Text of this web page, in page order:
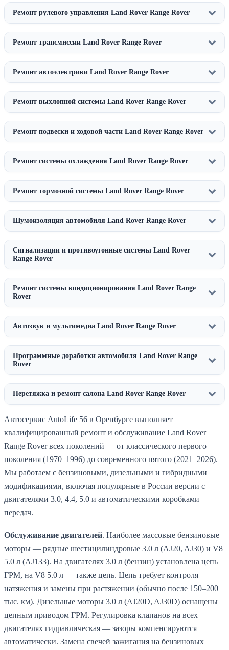
Ремонт рулевого управления Land Rover Range Rover
Ремонт трансмиссии Land Rover Range Rover
Ремонт автоэлектрики Land Rover Range Rover
Ремонт выхлопной системы Land Rover Range Rover
Ремонт подвески и ходовой части Land Rover Range Rover
Ремонт системы охлаждения Land Rover Range Rover
Ремонт тормозной системы Land Rover Range Rover
Шумоизоляция автомобиля Land Rover Range Rover
Сигнализации и противоугонные системы Land Rover
Range Rover
Ремонт системы кондиционирования Land Rover Range
Rover
Автозвук и мультимедиа Land Rover Range Rover
Программные доработки автомобиля Land Rover Range
Rover
Перетяжка и ремонт салона Land Rover Range Rover
Автосервис AutoLife 56 в Оренбурге выполняет
квалифицированный ремонт и обслуживание Land Rover
Range Rover всех поколений — от классического первого
поколения (1970–1996) до современного пятого (2021–2026).
Мы работаем с бензиновыми, дизельными и гибридными
модификациями, включая популярные в России версии с
двигателями 3.0, 4.4, 5.0 и автоматическими коробками
передач.
Обслуживание двигателей. Наиболее массовые бензиновые
моторы — рядные шестицилиндровые 3.0 л (AJ20, AJ30) и V8
5.0 л (AJ133). На двигателях 3.0 л (бензин) установлена цепь
ГРМ, на V8 5.0 л — также цепь. Цепь требует контроля
натяжения и замены при растяжении (обычно после 150–200
тыс. км). Дизельные моторы 3.0 л (AJ20D, AJ30D) оснащены
цепным приводом ГРМ. Регулировка клапанов на всех
двигателях гидравлическая — зазоры компенсируются
автоматически. Замена свечей зажигания на бензиновых